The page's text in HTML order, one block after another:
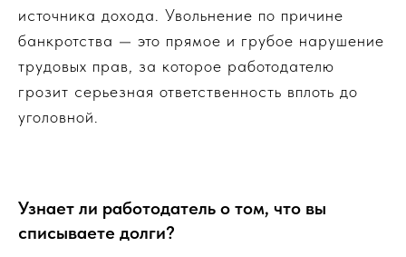
источника дохода. Увольнение по причине
банкротства — это прямое и грубое нарушение
трудовых прав, за которое работодателю
грозит серьезная ответственность вплоть до
уголовной.
Узнает ли работодатель о том, что вы
списываете долги?